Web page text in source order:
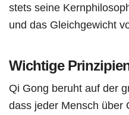
stets seine
und das Gleichgewicht
Wichtige
Qi Gong beruht auf der
dass jeder Mensch über